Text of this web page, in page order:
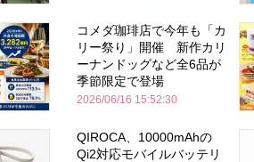
コメダ珈琲店で今年も「カ
リー祭り」開催 新作カリ
ーナンドッグなど全6品が
季節限定で登場
2026/06/16 15:52:30
QIROCA、10000mAhの
Qi2対応モバイルバッテリ